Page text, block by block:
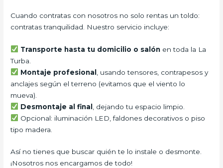
Cuando contratas con nosotros no solo rentas un toldo:
contratas tranquilidad. Nuestro servicio incluye:
Transporte hasta tu domicilio o salónen toda la La
Turba.
Montaje profesional, usando tensores, contrapesos y
anclajes según el terreno (evitamos que el viento lo
mueva).
Desmontaje al final, dejando tu espacio limpio.
Opcional: iluminación LED, faldones decorativos o piso
tipo madera.
Así no tienes que buscar quién te lo instale o desmonte.
¡Nosotros nos encargamos de todo!